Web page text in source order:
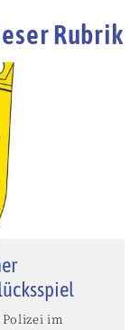
Rubrik
im